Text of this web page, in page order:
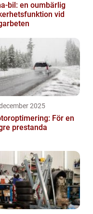
bil: en oumbärlig
vid
2025
För en
prestanda